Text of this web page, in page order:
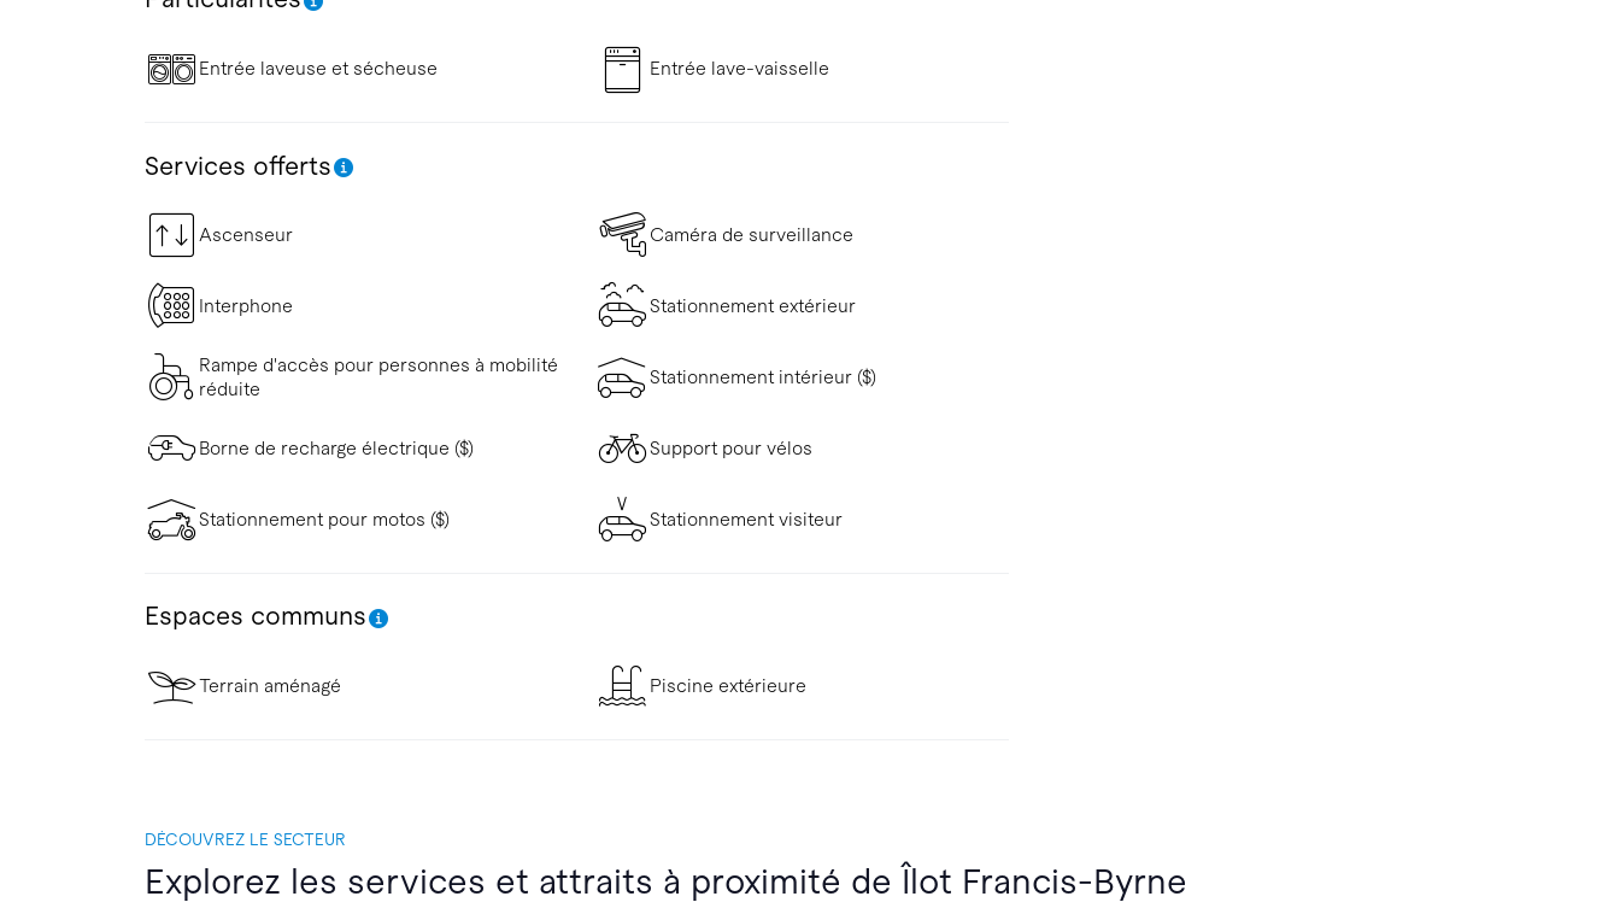
Entrée laveuse et sécheuse Entrée lave-vaisselle
Services offerts
Ascenseur Caméra de surveillance
Interphone Stationnement extérieur
Rampe d'accès pour personnes à mobilité
réduite
Stationnement intérieur ($)
Borne de recharge électrique ($) Support pour vélos
Stationnement pour motos ($) Stationnement visiteur
Espaces communs
Terrain aménagé Piscine extérieure
DÉCOUVREZ LE SECTEUR
Explorez les services et attraits à proximité de Îlot Francis-Byrne